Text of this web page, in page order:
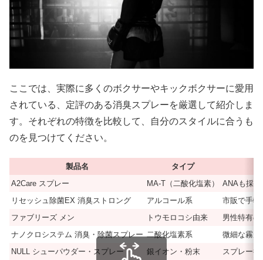
ここでは、実際に多くのボクサーやキックボクサーに愛用
されている、定評のある消臭スプレーを厳選して紹介しま
す。それぞれの特徴を比較して、自分のスタイルに合うも
のを見つけてください。
製品名
タイプ
A2Care スプレー
MA-T（二酸化塩素）
ANAも採
リセッシュ除菌EX 消臭ストロング
アルコール系
市販で手軽
ファブリーズ メン
トウモロコシ由来
男性特有
ナノクロシステム 消臭・除菌スプレー 二酸化塩素系
微細な霧が
NULL シューパウダー・スプレー
銀イオン・粉末
スプレー